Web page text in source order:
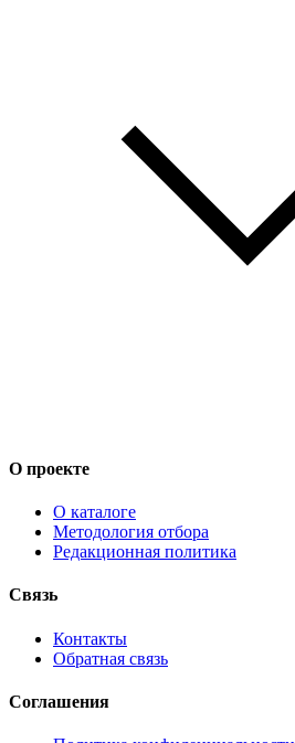
О проекте
О каталоге
Методология отбора
Редакционная политика
Связь
Контакты
Обратная связь
Соглашения